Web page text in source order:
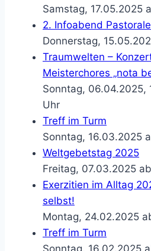
Samstag, 17.05.2025
2. Infoabend
Donnerstag,
Traumwelten –
Meisterchores „nota
Sonntag, 06.04.2025,
Uhr
Treff im Turm
Sonntag, 16.03.2025
Weltgebetstag 2025
Freitag, 07.03.2025
Exerzitien im Alltag
selbst!
Montag, 24.02.2025
Treff im Turm